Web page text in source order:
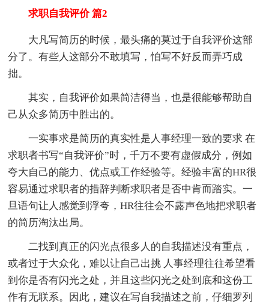
求职自我评价 篇2
大凡写简历的时候，最头痛的莫过于自我评价这部
分了。有些人这部分不敢填写，怕写不好反而弄巧成
拙。
其实，自我评价如果简洁得当，也是很能够帮助自
己从众多简历中胜出的。
一实事求是简历的真实性是人事经理一致的要求 在
求职者书写“自我评价”时，千万不要有虚假成分，例如
夸大自己的能力、优点或工作经验等。经验丰富的HR很
容易通过求职者的措辞判断求职者是否中肯而踏实。一
旦语句让人感觉到浮夸，HR往往会不露声色地把求职者
的简历淘汰出局。
二找到真正的闪光点很多人的自我描述没有重点，
或者过于大众化，难以让自己出挑 人事经理往往希望看
到你是否有闪光之处，并且这些闪光之处到底和这份工
作有无联系。因此，建议在写自我描述之前，仔细罗列